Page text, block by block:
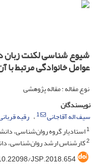
شیوع شناسی لکنت زبان
عوامل خانوادگی مرتبط با
نوع مقاله : مقاله پژوهشی
نویسندگان
سیف اله آقاجانی
1 رقیه
1استادیار گروه روان‌شناسی،
2کارشناس ارشد روان‌شناسی،
JSP.2018.654